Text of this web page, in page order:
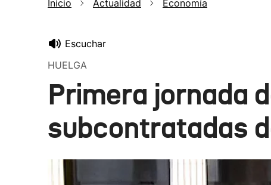
InternacionalInicio Actualidad Economía
Escuchar
HUELGA
Primera jornada
subcontratadas